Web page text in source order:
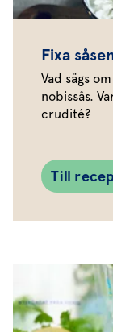
Fixa
Vad sägs
nobissås.
crudité?
Till